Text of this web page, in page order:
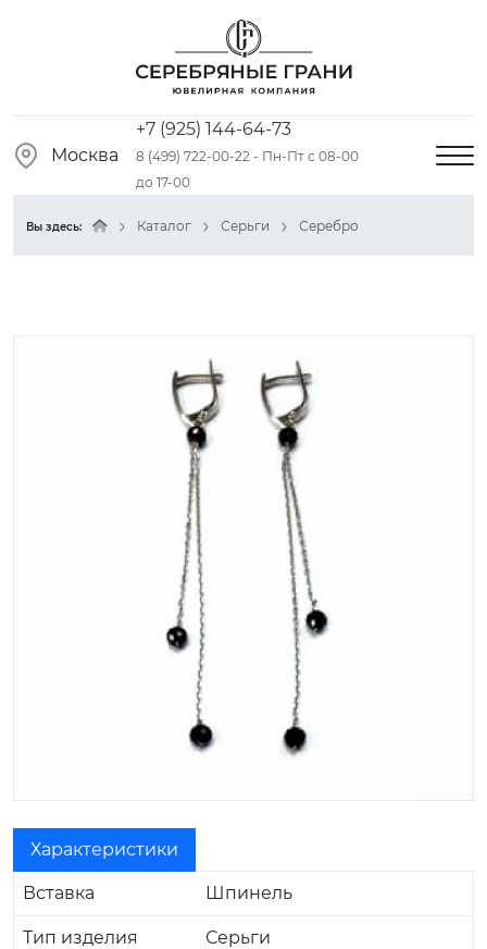
Москва
+7 (925) 144-64-73
8 (499) 722-00-22 - Пн-Пт с 08-00
до 17-00
Вы здесь: Каталог Серьги Серебро
Характеристики
Вставка Шпинель
Тип изделия Серьги